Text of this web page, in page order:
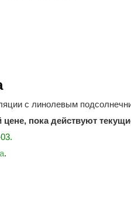
с линолевым
пока действуют
.